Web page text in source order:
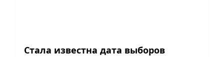
Стала известна дата выборов